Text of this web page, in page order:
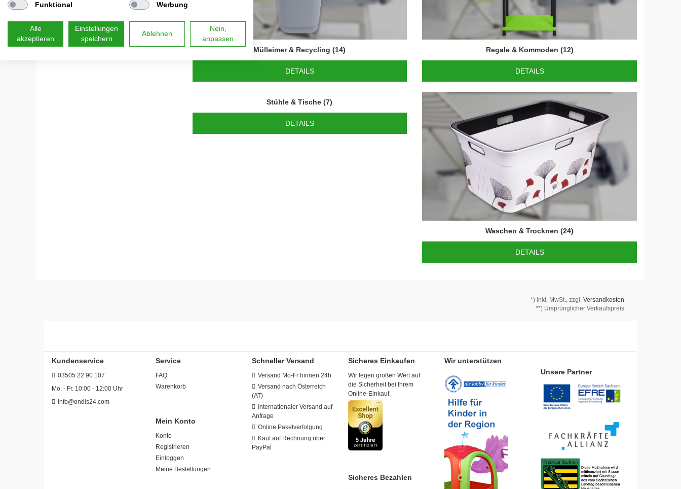
Mülleimer & Recycling (14)
DETAILS
Regale & Kommoden (12)
DETAILS
Stühle & Tische (7)
DETAILS
Waschen & Trocknen (24)
DETAILS
*) inkl. MwSt., zzgl. Versandkosten
**) Ursprünglicher Verkaufspreis
Kundenservice
03505 22 90 107
Mo. - Fr. 10:00 - 12:00 Uhr
info@ondis24.com
Service
FAQ
Warenkorb
Mein Konto
Konto
Registrieren
Einloggen
Meine Bestellungen
Schneller Versand
Versand Mo-Fr binnen 24h
Versand nach Österreich
(AT)
Internationaler Versand auf
Anfrage
Online Paketverfolgung
Kauf auf Rechnung über
PayPal
Sicheres Einkaufen
Wir legen großen Wert auf
die Sicherheit bei Ihrem
Online-Einkauf.
Sicheres Bezahlen
Wir unterstützen
Unsere Partner
Funktional Werbung
Alle
akzeptieren
Einstellungen
speichern
Ablehnen
Nein,
anpassen